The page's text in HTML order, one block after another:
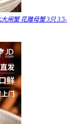
闸蟹 花雕母蟹 3只 3.5-